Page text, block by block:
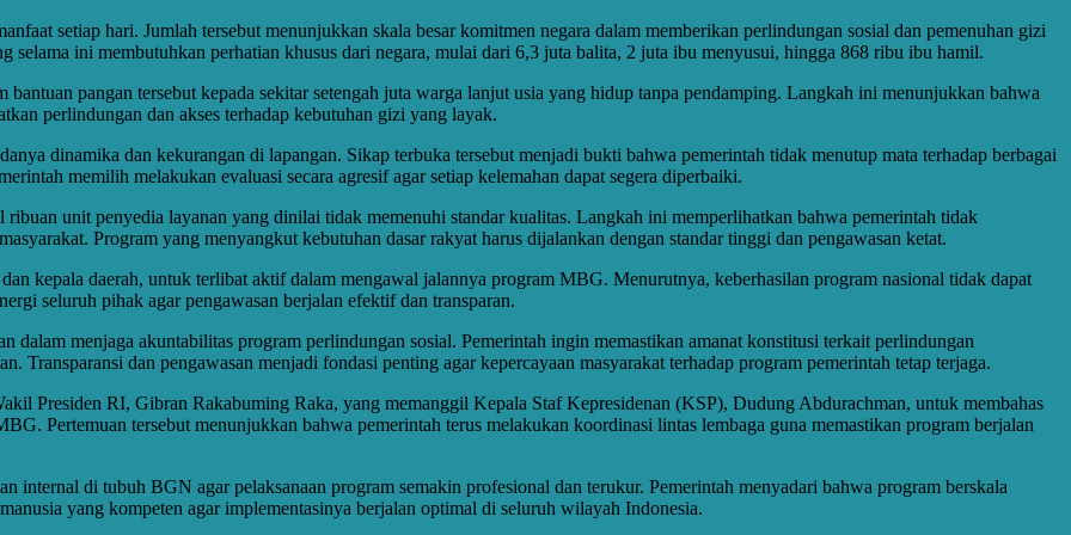
setiap hari. Jumlah tersebut menunjukkan skala besar komitmen negara dalam memberikan perlindungan sosial dan pemenuhan gizi
selama ini membutuhkan perhatian khusus dari negara, mulai dari 6,3 juta balita, 2 juta ibu menyusui, hingga 868 ribu ibu hamil.
pangan tersebut kepada sekitar setengah juta warga lanjut usia yang hidup tanpa pendamping. Langkah ini menunjukkan bahwa
perlindungan dan akses terhadap kebutuhan gizi yang layak.
dinamika dan kekurangan di lapangan. Sikap terbuka tersebut menjadi bukti bahwa pemerintah tidak menutup mata terhadap berbagai
memilih melakukan evaluasi secara agresif agar setiap kelemahan dapat segera diperbaiki.
ribuan unit penyedia layanan yang dinilai tidak memenuhi standar kualitas. Langkah ini memperlihatkan bahwa pemerintah tidak
Program yang menyangkut kebutuhan dasar rakyat harus dijalankan dengan standar tinggi dan pengawasan ketat.
kepala daerah, untuk terlibat aktif dalam mengawal jalannya program MBG. Menurutnya, keberhasilan program nasional tidak dapat
seluruh pihak agar pengawasan berjalan efektif dan transparan.
dalam menjaga akuntabilitas program perlindungan sosial. Pemerintah ingin memastikan amanat konstitusi terkait perlindungan
Transparansi dan pengawasan menjadi fondasi penting agar kepercayaan masyarakat terhadap program pemerintah tetap terjaga.
Presiden RI, Gibran Rakabuming Raka, yang memanggil Kepala Staf Kepresidenan (KSP), Dudung Abdurachman, untuk membahas
Pertemuan tersebut menunjukkan bahwa pemerintah terus melakukan koordinasi lintas lembaga guna memastikan program berjalan
internal di tubuh BGN agar pelaksanaan program semakin profesional dan terukur. Pemerintah menyadari bahwa program berskala
yang kompeten agar implementasinya berjalan optimal di seluruh wilayah Indonesia.